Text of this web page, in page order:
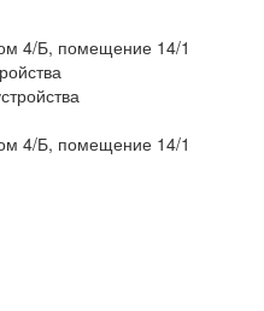
4/Б, помещение 14/1
4/Б, помещение 14/1